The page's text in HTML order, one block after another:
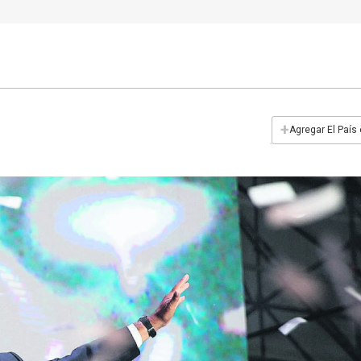
+Agregar El País